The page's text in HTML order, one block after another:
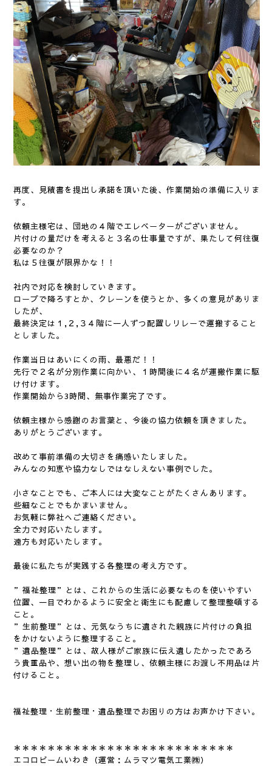
再度、見積書を提出し承諾を頂いた後、作業開始の準備に入りま
す。
依頼主様宅は、団地の４階でエレベーターがございません。
片付けの量だけを考えると３名の仕事量ですが、果たして何往復
必要なのか？
私は５往復が限界かな！！
社内で対応を検討していきます。
ロープで降ろすとか、クレーンを使うとか、多くの意見がありま
したが、
最終決定は１,２,３４階に一人ずつ配置しリレーで運搬すること
としました。
作業当日はあいにくの雨、最悪だ！！
先行で２名が分別作業に向かい、１時間後に４名が運搬作業に駆
け付けます。
作業開始から3時間、無事作業完了です。
依頼主様から感謝のお言葉と、今後の協力依頼を頂きました。
ありがとうございます。
改めて事前準備の大切さを痛感いたしました。
みんなの知恵や協力なしではなしえない事例でした。
小さなことでも、ご本人には大変なことがたくさんあります。
些細なことでもかまいません。
お気軽に弊社へご連絡ください。
全力で対応いたします。
遠方も対応いたします。
最後に私たちが実践する各整理の考え方です。
”福祉整理”とは、これからの生活に必要なものを使いやすい
位置、一目でわかるように安全と衛生にも配慮して整理整頓する
こと。
”生前整理”とは、元気なうちに遺された親族に片付けの負担
をかけないように整理すること。
”遺品整理”とは、故人様がご家族に伝え遺したかったであろ
う貴重品や、想い出の物を整理し、依頼主様にお渡し不用品は片
付けること。
福祉整理・生前整理・遺品整理でお困りの方はお声かけ下さい。
＊＊＊＊＊＊＊＊＊＊＊＊＊＊＊＊＊＊＊＊＊＊＊ ＊＊＊
エコロビームいわき（運営：ムラマツ電気工業㈱）